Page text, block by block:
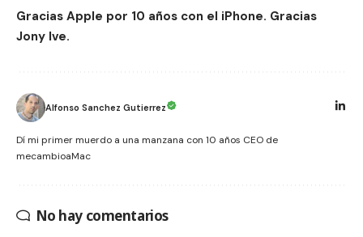
Gracias Apple por 10 años con el iPhone. Gracias
Jony Ive.
Alfonso Sanchez Gutierrez
Dí mi primer muerdo a una manzana con 10 años CEO de
mecambioaMac
No hay comentarios